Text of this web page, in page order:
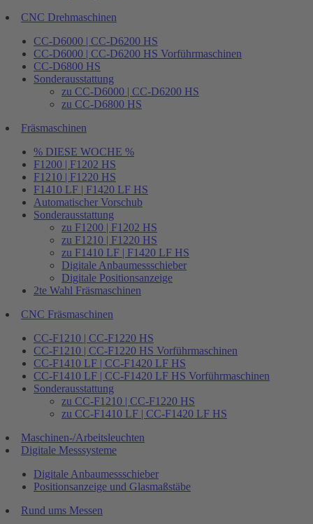
CNC Drehmaschinen
CC-D6000 | CC-D6200 HS
CC-D6000 | CC-D6200 HS Vorführmaschinen
CC-D6800 HS
Sonderausstattung
zu CC-D6000 | CC-D6200 HS
zu CC-D6800 HS
Fräsmaschinen
% DIESE WOCHE %
F1200 | F1202 HS
F1210 | F1220 HS
F1410 LF | F1420 LF HS
Automatischer Vorschub
Sonderausstattung
zu F1200 | F1202 HS
zu F1210 | F1220 HS
zu F1410 LF | F1420 LF HS
Digitale Anbaumessschieber
Digitale Positionsanzeige
2te Wahl Fräsmaschinen
CNC Fräsmaschinen
CC-F1210 | CC-F1220 HS
CC-F1210 | CC-F1220 HS Vorführmaschinen
CC-F1410 LF | CC-F1420 LF HS
CC-F1410 LF | CC-F1420 LF HS Vorführmaschinen
Sonderausstattung
zu CC-F1210 | CC-F1220 HS
zu CC-F1410 LF | CC-F1420 LF HS
Maschinen-/Arbeitsleuchten
Digitale Messsysteme
Digitale Anbaumessschieber
Positionsanzeige und Glasmaßstäbe
Rund ums Messen